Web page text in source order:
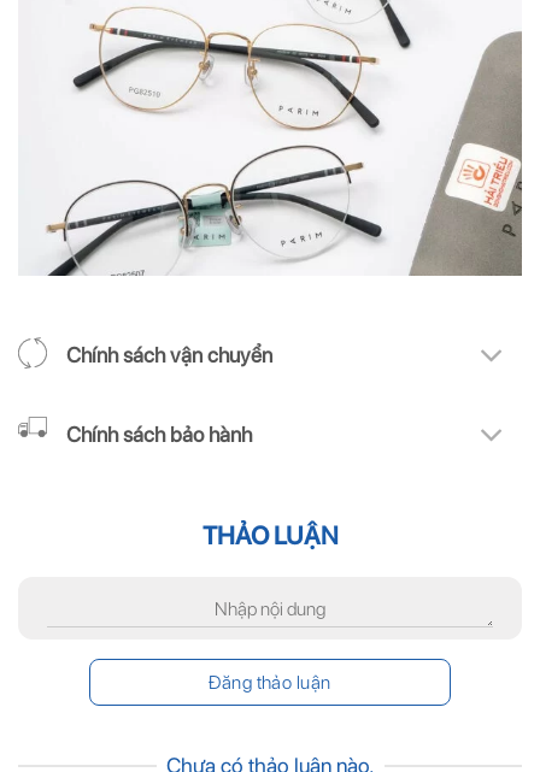
Chính sách vận chuyển
Chính sách bảo hành
THẢO LUẬN
Chưa có thảo luận nào.